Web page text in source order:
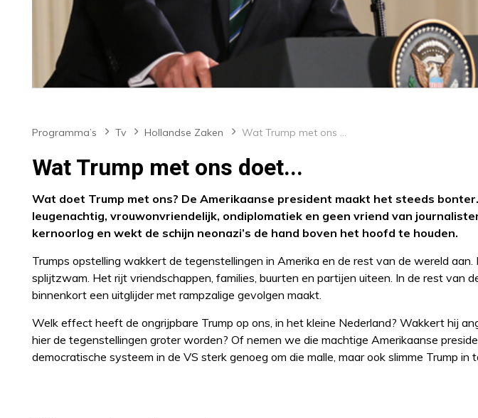
Programma’s Tv Hollandse Zaken Wat Trump met ons doet...
Wat Trump met ons doet...
Wat doet Trump met ons? De Amerikaanse president maakt het steeds
leugenachtig, vrouwonvriendelijk, ondiplomatiek en geen vriend van
kernoorlog en wekt de schijn neonazi’s de hand boven het hoofd te houden.
Trumps opstelling wakkert de tegenstellingen in Amerika en de rest van de wereld
splijtzwam. Het rijt vriendschappen, families, buurten en partijen uiteen. In de rest van
binnenkort een uitglijder met rampzalige gevolgen maakt.
Welk effect heeft de ongrijpbare Trump op ons, in het kleine Nederland? Wakkert hij
hier de tegenstellingen groter worden? Of nemen we die machtige Amerikaanse
democratische systeem in de VS sterk genoeg om die malle, maar ook slimme Trump in